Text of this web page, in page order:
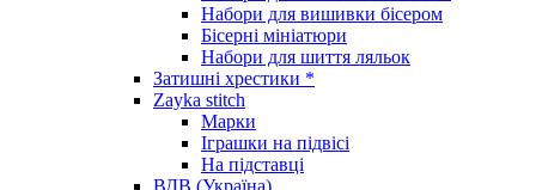
Набори для вишивки бісером
Бісерні мініатюри
Набори для шиття ляльок
Затишні хрестики *
Zayka stitch
Марки
Іграшки на підвісі
На підставці
ВДВ (Україна)